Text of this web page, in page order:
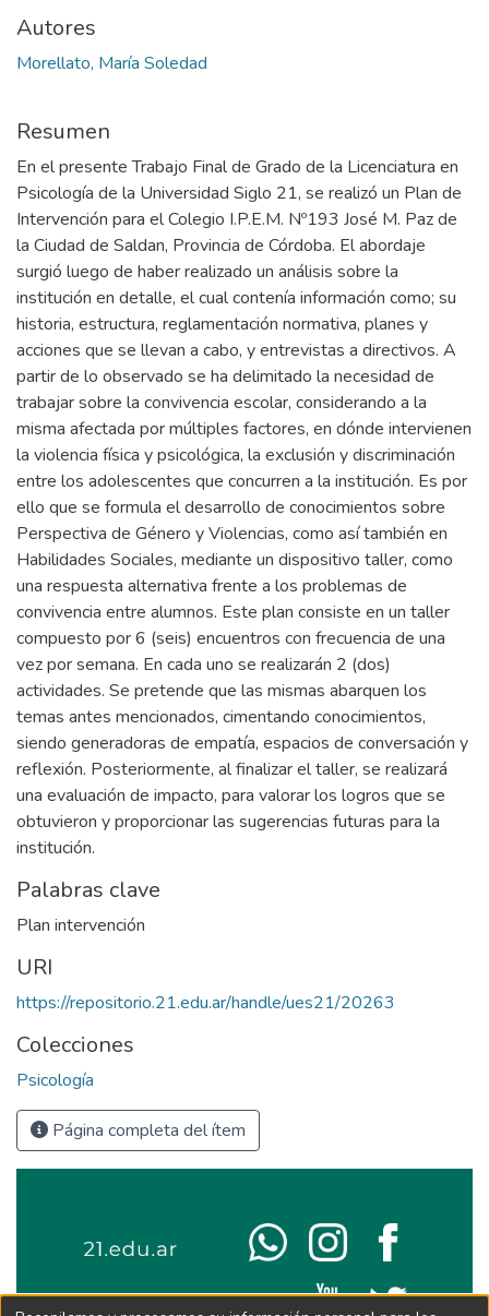
Autores
Morellato, María Soledad
Resumen
En el presente Trabajo Final de Grado de la Licenciatura en
Psicología de la Universidad Siglo 21, se realizó un Plan de
Intervención para el Colegio I.P.E.M. Nº193 José M. Paz de
la Ciudad de Saldan, Provincia de Córdoba. El abordaje
surgió luego de haber realizado un análisis sobre la
institución en detalle, el cual contenía información como; su
historia, estructura, reglamentación normativa, planes y
acciones que se llevan a cabo, y entrevistas a directivos. A
partir de lo observado se ha delimitado la necesidad de
trabajar sobre la convivencia escolar, considerando a la
misma afectada por múltiples factores, en dónde intervienen
la violencia física y psicológica, la exclusión y discriminación
entre los adolescentes que concurren a la institución. Es por
ello que se formula el desarrollo de conocimientos sobre
Perspectiva de Género y Violencias, como así también en
Habilidades Sociales, mediante un dispositivo taller, como
una respuesta alternativa frente a los problemas de
convivencia entre alumnos. Este plan consiste en un taller
compuesto por 6 (seis) encuentros con frecuencia de una
vez por semana. En cada uno se realizarán 2 (dos)
actividades. Se pretende que las mismas abarquen los
temas antes mencionados, cimentando conocimientos,
siendo generadoras de empatía, espacios de conversación y
reflexión. Posteriormente, al finalizar el taller, se realizará
una evaluación de impacto, para valorar los logros que se
obtuvieron y proporcionar las sugerencias futuras para la
institución.
Palabras clave
Plan intervención
URI
https://repositorio.21.edu.ar/handle/ues21/20263
Colecciones
Psicología
Página completa del ítem